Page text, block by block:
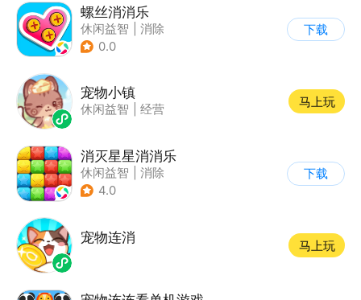
螺丝消消乐
休闲益智
消除
0.0
下载
宠物小镇
休闲益智 经营
马上玩
消灭星星消消乐
休闲益智
消除
4.0
下载
宠物连消
马上玩